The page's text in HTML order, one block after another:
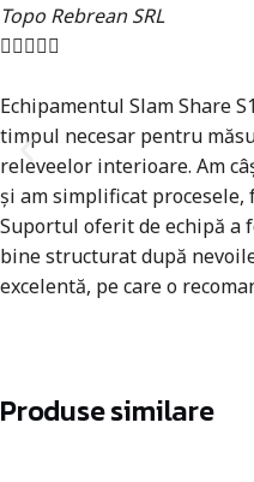
Topo Rebrean SRL

Echipamentul Slam Share
timpul necesar pentru
releveelor interioare. Am
și am simplificat procesele,
Suportul oferit de echipă a
bine structurat după
excelentă, pe care o
Produse similare